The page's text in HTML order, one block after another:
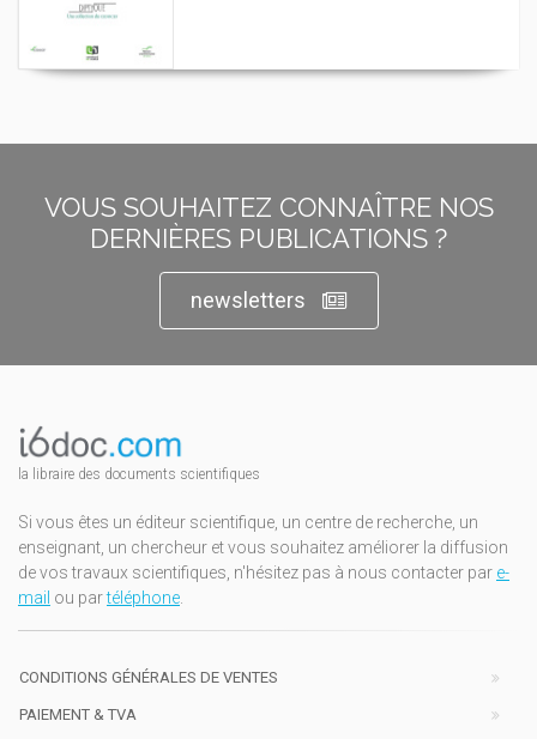
VOUS SOUHAITEZ CONNAÎTRE NOS
DERNIÈRES PUBLICATIONS ?
newsletters
la libraire des documents scientifiques
Si vous êtes un éditeur scientifique, un centre de recherche, un
enseignant, un chercheur et vous souhaitez améliorer la diffusion
de vos travaux scientifiques, n'hésitez pas à nous contacter par e-
mail ou partéléphone.
CONDITIONS GÉNÉRALES DE VENTES
PAIEMENT & TVA